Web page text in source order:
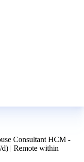
Consultant HCM -
| Remote within